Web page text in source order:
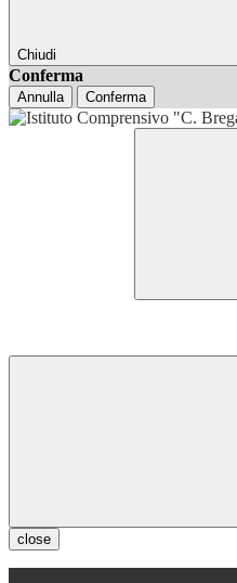
Chiudi
Conferma
Annulla Conferma
close